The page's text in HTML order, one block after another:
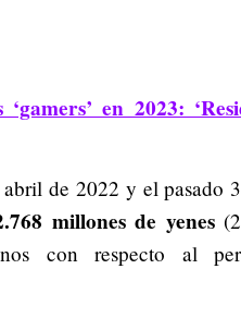
en 2023:
de 2022 y el pasado
millones de yenes
con respecto al